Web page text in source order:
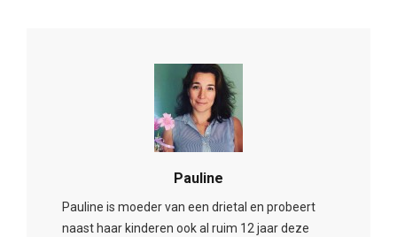
Pauline
Pauline is moeder van een drietal en probeert
naast haar kinderen ook al ruim 12 jaar deze